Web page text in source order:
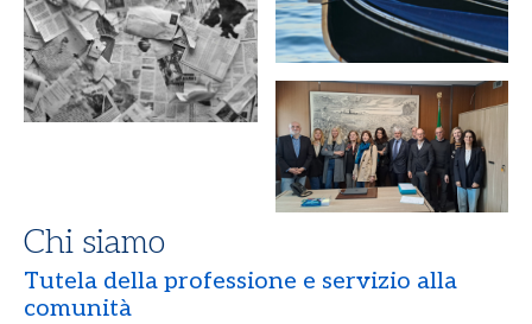
Chi siamo
Tutela della professione e servizio alla
comunità